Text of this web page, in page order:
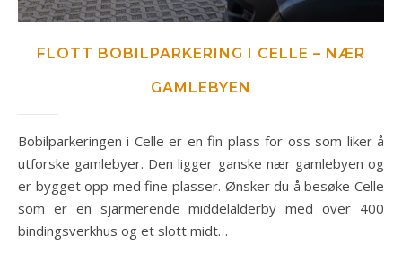
FLOTT BOBILPARKERING I CELLE – NÆR
GAMLEBYEN
Bobilparkeringen i Celle er en fin plass for oss som liker å
utforske gamlebyer. Den ligger ganske nær gamlebyen og
er bygget opp med fine plasser. Ønsker du å besøke Celle
som er en sjarmerende middelalderby med over 400
bindingsverkhus og et slott midt…